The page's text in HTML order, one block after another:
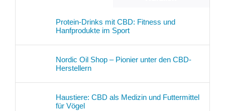
Protein-Drinks mit CBD: Fitness und
Hanfprodukte im Sport
Nordic Oil Shop – Pionier unter den CBD-
Herstellern
Haustiere: CBD als Medizin und Futtermittel
für Vögel